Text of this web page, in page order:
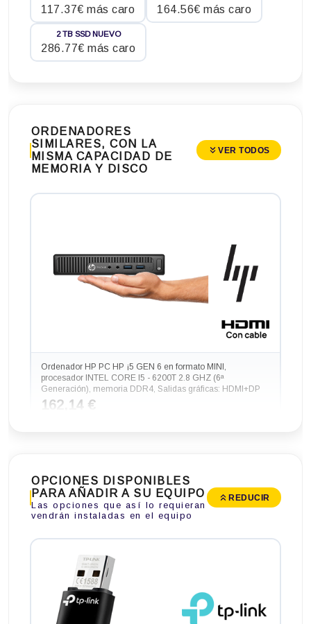
117.37€ más caro 164.56€ más caro
2 TB SSD NUEVO
286.77€ más caro
ORDENADORES
SIMILARES, CON LA
MISMA CAPACIDAD DE
MEMORIA Y DISCO
VER TODOS
Ordenador HP PC HP ¡5 GEN 6 en formato MINI,
procesador INTEL CORE I5 - 6200T 2.8 GHZ (6ª
Generación), memoria DDR4, Salidas gráficas: HDMI+DP
162,14 €
Ordenador HP PC HP SLIM ¡5 GEN 6 en formato SFF,
OPCIONES DISPONIBLES
PARA AÑADIR A SU EQUIPO
Las opciones que así lo requieran
vendrán instaladas en el equipo
REDUCIR